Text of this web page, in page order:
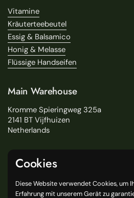
Vitamine
Kräuterteebeutel
Essig & Balsamico
Honig & Melasse
Flüssige Handseifen
Main Warehouse
Kromme Spieringweg 325a
2141 BT Vijfhuizen
Netherlands
Service
Über uns
Cookies
Diese Website verwendet Cookies, um
Erfahrung mit unserem Gerät zu